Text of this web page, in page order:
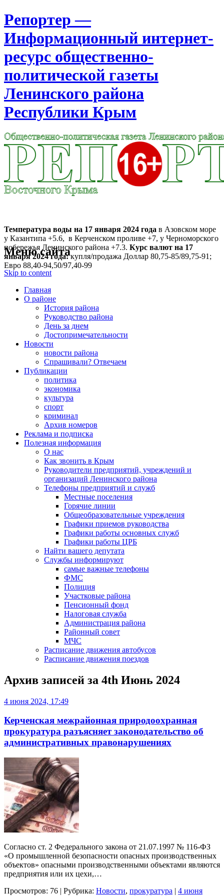
Репортер —
Информационный интернет-
ресурс общественно-
политической газеты
Ленинского района
Республики Крым
Температура воды на 17 января 2024 года в Азовском море
у Казантипа +5.6, в Керченском проливе +7, у Черноморского
побережья Ленинского района +7.3. Курс валют на 17
января 2024 года:купля/продажа Доллар 80,75-85/89,75-91;
Евро 88,40-94,50/97,40-99
Меню сайта
Skip to content
Главная
О районе
История района
Руководство района
День за днем
Достопримечательности
Новости
новости района
Спрашивали? Отвечаем
Публикации
политика
экономика
культура
спорт
криминал
Архив номеров
Реклама и подписка
Полезная информация
О нас
Как звонить в Крым
Руководители предприятий, учреждений и
организаций Ленинского района
Телефоны предприятий и служб
Местные поселения
Горячие линии
Общеобразовательные учреждения
Графики приемов руководства
Графики работы основных служб
Графики работы ЦРБ
Найти вашего депутата
Службы информируют
самые важные телефоны
ФМС
Полиция
Участковые района
Пенсионный фонд
Налоговая служба
Администрация района
Районный совет
МЧС
Расписание движения автобусов
Расписание движения поездов
Архив записей за 4th Июнь 2024
4 июня 2024, 17:49
Керченская межрайонная природоохранная
прокуратура разъясняет законодательство об
административных правонарушениях
Согласно ст. 2 Федерального закона от 21.07.1997 № 116-ФЗ
«О промышленной безопасности опасных производственных
объектов» опасными производственными объектами являются
предприятия или их цехи,…
Просмотров: 76 | Рубрика: Новости, прокуратура | 4 июня